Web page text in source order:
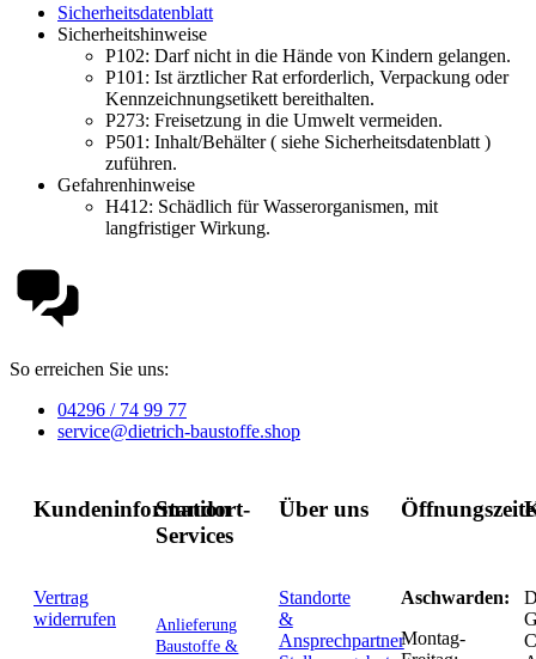
Sicherheitsdatenblatt
Sicherheitshinweise
P102: Darf nicht in die Hände von Kindern gelangen.
P101: Ist ärztlicher Rat erforderlich, Verpackung oder
Kennzeichnungsetikett bereithalten.
P273: Freisetzung in die Umwelt vermeiden.
P501: Inhalt/Behälter ( siehe Sicherheitsdatenblatt )
zuführen.
Gefahrenhinweise
H412: Schädlich für Wasserorganismen, mit
langfristiger Wirkung.
So erreichen Sie uns:
04296 / 74 99 77
service@dietrich-baustoffe.shop
Kundeninformation
Vertrag
widerrufen
Standort-
Services
Anlieferung
Baustoffe &
Über uns
Standorte
&
Ansprechpartner
Aschwarden:
Montag-